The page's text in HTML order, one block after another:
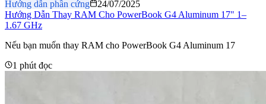
Hướng dẫn phần cứng
24/07/2025
Hướng Dẫn Thay RAM Cho PowerBook G4 Aluminum 17" 1–
1.67 GHz
Nếu bạn muốn thay RAM cho PowerBook G4 Aluminum 17
1 phút đọc